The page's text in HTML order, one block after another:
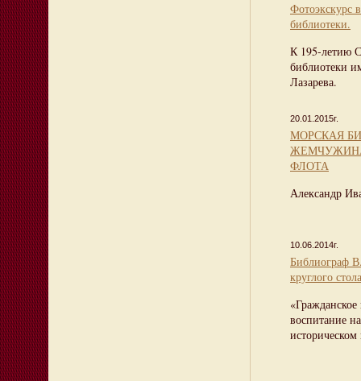
Фотоэкскурс
библиотеки.
К 195-летию
библиотеки
Лазарева.
20.01.2015г.
МОРСКАЯ
ФЛОТА
Александр
10.06.2014г.
Библиограф
круглого стола
воспитание